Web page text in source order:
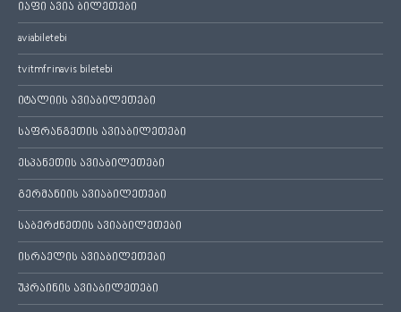
იაფი ავია ბილეთები
aviabiletebi
tvitmfrinavis biletebi
იტალიის ავიაბილეთები
საფრანგეთის ავიაბილეთები
ესპანეთის ავიაბილეთები
გერმანიის ავიაბილეთები
საბერძნეთის ავიაბილეთები
ისრაელის ავიაბილეთები
უკრაინის ავიაბილეთები